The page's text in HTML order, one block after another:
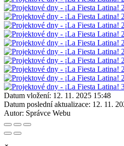
Datum vložení: 12. 11. 2025 15:48
Datum poslední aktualizace: 12. 11.
Autor: Správce Webu